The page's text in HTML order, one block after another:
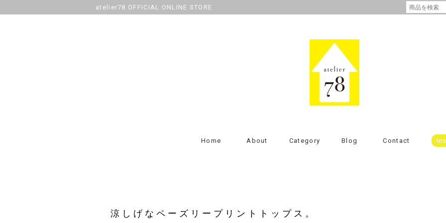
atelier78 OFFICIAL ONLINE STORE
Home About Category Blog Contact
涼しげなペーズリープリントトップス。